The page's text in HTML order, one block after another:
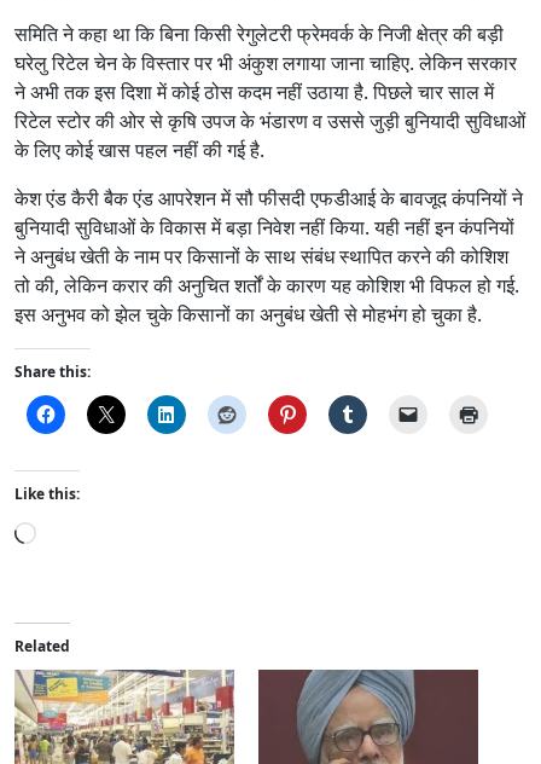
समिति ने कहा था कि बिना किसी रेगुलेटरी फ्रेमवर्क के निजी क्षेत्र की बड़ी
घरेलु रिटेल चेन के विस्तार पर भी अंकुश लगाया जाना चाहिए. लेकिन सरकार
ने अभी तक इस दिशा में कोई ठोस कदम नहीं उठाया है. पिछले चार साल में
रिटेल स्टोर की ओर से कृषि उपज के भंडारण व उससे जुड़ी बुनियादी सुविधाओं
के लिए कोई खास पहल नहीं की गई है.
केश एंड कैरी बैक एंड आपरेशन में सौ फीसदी एफडीआई के बावजूद कंपनियों ने
बुनियादी सुविधाओं के विकास में बड़ा निवेश नहीं किया. यही नहीं इन कंपनियों
ने अनुबंध खेती के नाम पर किसानों के साथ संबंध स्थापित करने की कोशिश
तो की, लेकिन करार की अनुचित शर्तों के कारण यह कोशिश भी विफल हो गई.
इस अनुभव को झेल चुके किसानों का अनुबंध खेती से मोहभंग हो चुका है.
Share this:
Like this:
L
d
i
n
g
…
Related